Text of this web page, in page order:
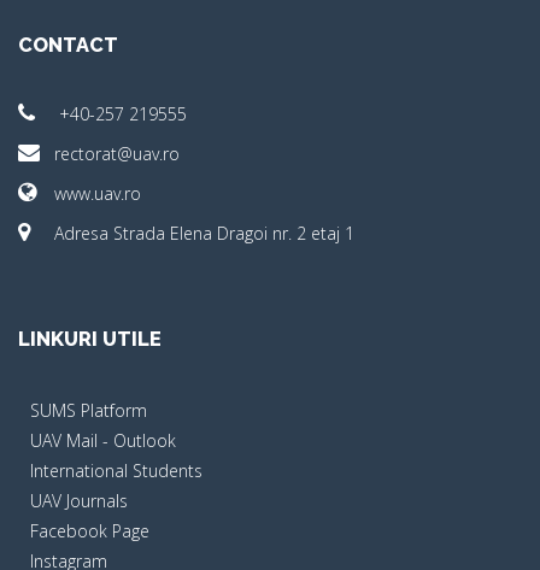
CONTACT
+40-257 219555
rectorat@uav.ro
www.uav.ro
Adresa Strada Elena Dragoi nr. 2 etaj 1
LINKURI UTILE
SUMS Platform
UAV Mail - Outlook
International Students
UAV Journals
Facebook Page
Instagram